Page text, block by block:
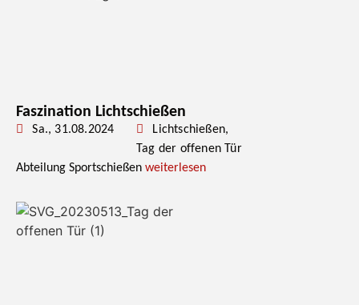
Faszination Lichtschießen
Sa., 31.08.2024 Lichtschießen,
Tag der offenen Tür
Abteilung Sportschießen weiterlesen